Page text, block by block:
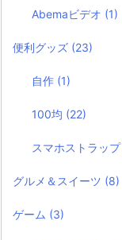
Abemaビデオ (1)
便利グッズ (23)
自作 (1)
100均 (22)
スマホストラップ
グルメ＆スイーツ (8)
ゲーム (3)